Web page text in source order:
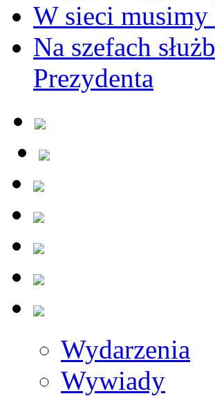
W sieci
Na szefach
Prezydenta
Wydarzenia
Wywiady